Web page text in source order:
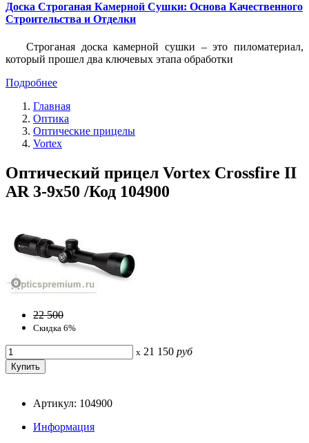
Доска Строганая Камерной Сушки: Основа Качественного
Строительства и Отделки
Строганая доска камерной сушки – это пиломатериал,
который прошел два ключевых этапа обработки
Подробнее
Главная
Оптика
Оптические прицелы
Vortex
Оптический прицел Vortex Crossfire II
AR 3-9х50 /Код 104900
22 500
Скидка 6%
x 21 150 руб
Артикул: 104900
Информация